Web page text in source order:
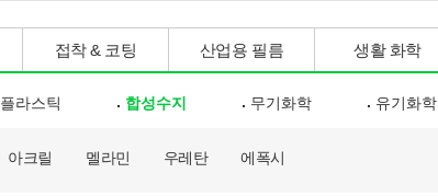
접착 & 코팅 산업용 필름 생활 화학
플라스틱 합성수지 무기화학 유기화학
아크릴 멜라민 우레탄 에폭시